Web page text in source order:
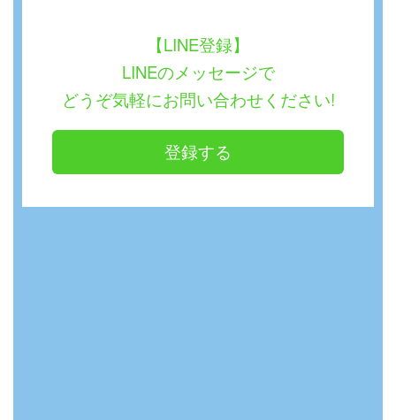
【LINE登録】
LINEのメッセージで
どうぞ気軽にお問い合わせください!
登録する